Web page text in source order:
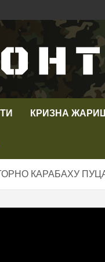
ФРОНТ
КРИЗНА
КАРАБАХУ